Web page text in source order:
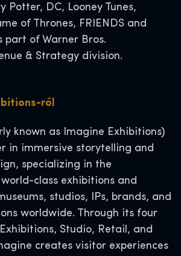
Potter, DC, Looney Tunes,
of Thrones, FRIENDS and
part of Warner Bros.
& Strategy division.
ről
known as Imagine Exhibitions)
in immersive storytelling and
specializing in the
class exhibitions and
studios, IPs, brands, and
worldwide. Through its four
Studio, Retail, and
creates visitor experiences